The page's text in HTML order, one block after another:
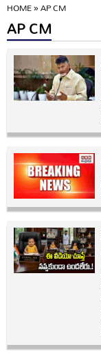
HOME»AP CM
AP CM